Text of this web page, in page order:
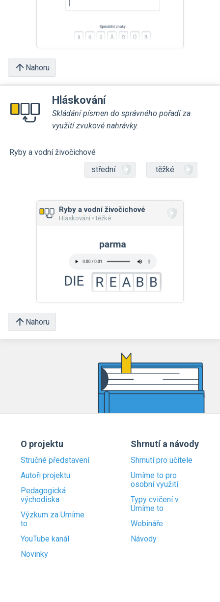
Nahoru
Hláskování
Skládání písmen do správného pořadí za
využití zvukové nahrávky.
Ryby a vodní živočichové
střední
těžké
Ryby a vodní živočichové
Hláskování • těžké
Nahoru
O projektu
Stručné představení
Autoři projektu
Pedagogická
východiska
Výzkum za Umíme
to
YouTube kanál
Novinky
Shrnutí a návody
Shrnutí pro učitele
Umíme to pro
osobní využití
Typy cvičení v
Umíme to
Webináře
Návody